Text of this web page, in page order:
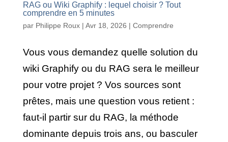
RAG ou Wiki Graphify : lequel choisir ? Tout
comprendre en 5 minutes
par Philippe Roux| Avr 18, 2026 | Comprendre
Vous vous demandez quelle solution du
wiki Graphify ou du RAG sera le meilleur
pour votre projet ? Vos sources sont
prêtes, mais une question vous retient :
faut-il partir sur du RAG, la méthode
dominante depuis trois ans, ou basculer